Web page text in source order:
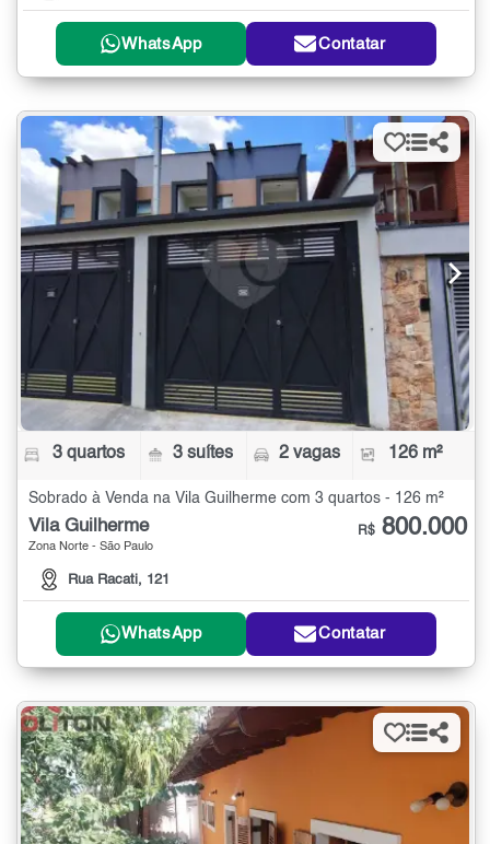
WhatsApp Contatar
3 quartos 3 suítes 2 vagas 126 m²
Sobrado à Venda na Vila Guilherme com 3 quartos - 126 m²
Vila Guilherme
Zona Norte - São Paulo
Rua Racati, 121
R$ 800.000
WhatsApp Contatar